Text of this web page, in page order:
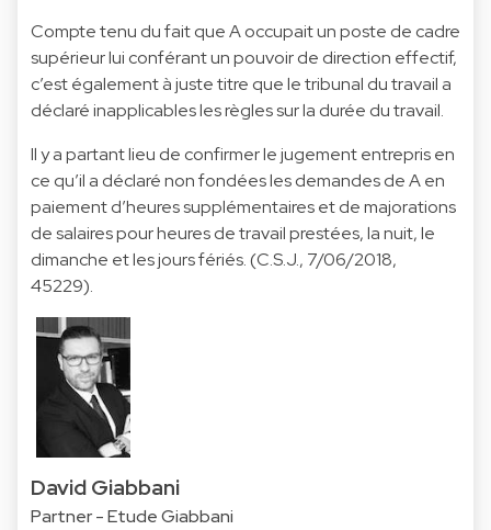
Compte tenu du fait que A occupait un poste de cadre
supérieur lui conférant un pouvoir de direction effectif,
c’est également à juste titre que le tribunal du travail a
déclaré inapplicables les règles sur la durée du travail.
Il y a partant lieu de confirmer le jugement entrepris en
ce qu’il a déclaré non fondées les demandes de A en
paiement d’heures supplémentaires et de majorations
de salaires pour heures de travail prestées, la nuit, le
dimanche et les jours fériés. (C.S.J., 7/06/2018,
45229).
David Giabbani
Partner - Etude Giabbani